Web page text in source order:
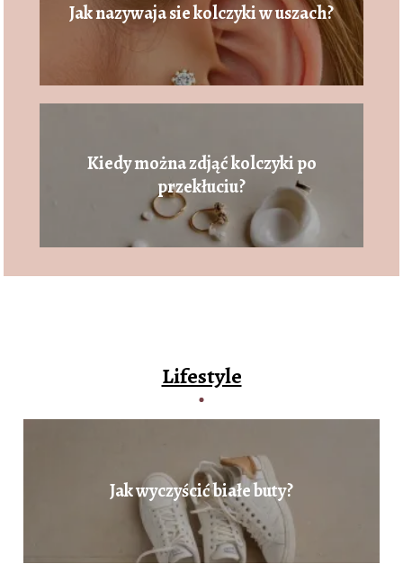
Jak nazywaja sie kolczyki w uszach?
Kiedy można zdjąć kolczyki po
przekłuciu?
Lifestyle
Jak wyczyścić białe buty?